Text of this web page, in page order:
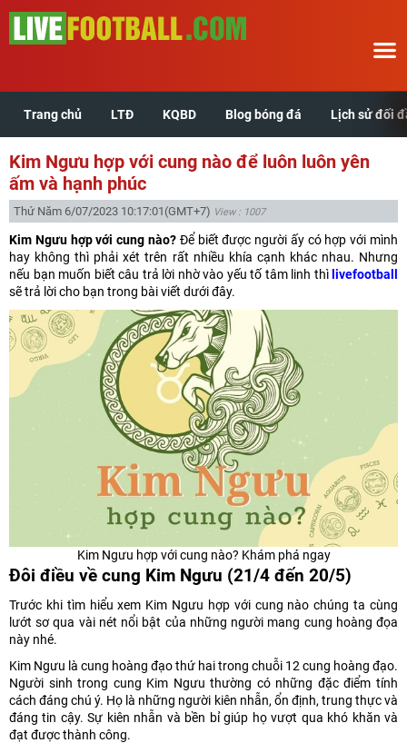
Trang chủ LTĐ KQBD Blog bóng đá Lịch sử đối
Kim Ngưu hợp với cung nào để luôn luôn yên
ấm và hạnh phúc
Thứ Năm 6/07/2023 10:17:01 (GMT+7) View : 1007
Kim Ngưu hợp với cung nào?Để biết được người ấy có hợp với mình
hay không thì phải xét trên rất nhiều khía cạnh khác nhau. Nhưng
nếu bạn muốn biết câu trả lời nhờ vào yếu tố tâm linh thì livefootball
sẽ trả lời cho bạn trong bài viết dưới đây.
Kim Ngưu hợp với cung nào? Khám phá ngay
Đôi điều về cung Kim Ngưu (21/4 đến 20/5)
Trước khi tìm hiểu xem Kim Ngưu hợp với cung nào chúng ta cùng
lướt sơ qua vài nét nổi bật của những người mang cung hoàng đọa
này nhé.
Kim Ngưu là cung hoàng đạo thứ hai trong chuỗi 12 cung hoàng đạo.
Người sinh trong cung Kim Ngưu thường có những đặc điểm tính
cách đáng chú ý. Họ là những người kiên nhẫn, ổn định, trung thực và
đáng tin cậy. Sự kiên nhẫn và bền bỉ giúp họ vượt qua khó khăn và
đạt được thành công.
Trang chủ
LTĐ
KQBD
Blog bóng đá
Lịch sử đối đầu
Xem tuổi hợp